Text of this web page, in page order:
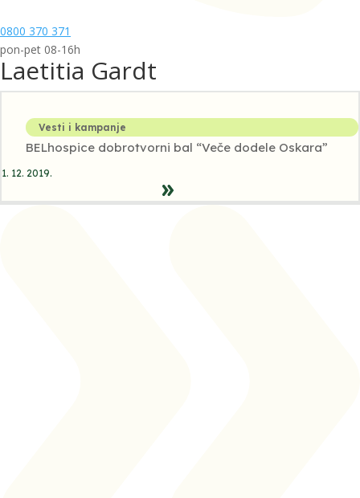
0800 370 371
pon-pet 08-16h
Laetitia Gardt
Vesti i kampanje
BELhospice dobrotvorni bal “Veče dodele Oskara”
1. 12. 2019.